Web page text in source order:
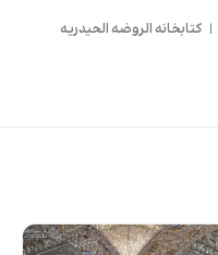
| کتابخانه الروضه الحیدریه